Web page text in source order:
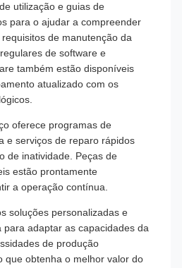
utilização e guias de
para o ajudar a compreender
de manutenção da
de software e
também estão disponíveis
atualizado com os
oferece programas de
e serviços de reparo rápidos
de inatividade. Peças de
estão prontamente
a operação contínua.
soluções personalizadas e
para adaptar as capacidades da
de produção
que obtenha o melhor valor do